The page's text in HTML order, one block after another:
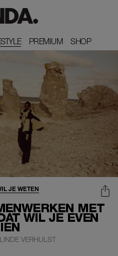
PREMIUM
PREMIUM SHOP
SHOP
MET
WIL JE EVEN
JE WETEN
LINDE VERHULST